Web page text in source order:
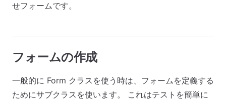
せフォームです。
フォームの作成
一般的に Form クラスを使う時は、フォームを定義する
ためにサブクラスを使います。 これはテストを簡単に